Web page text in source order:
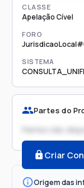
CLASSE
Apelação Cível
FORO
SISTEMA
Partes do
Partes não
Criar
Origem das